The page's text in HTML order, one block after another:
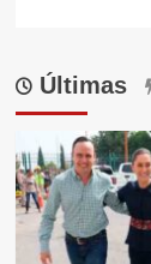
Últimas